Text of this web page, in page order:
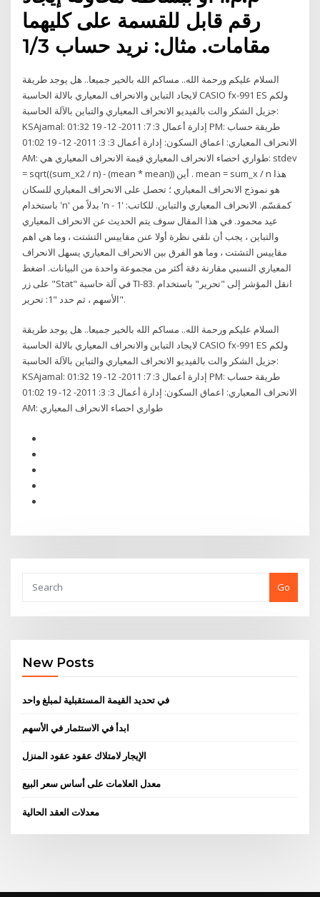
رقم قابل للقسمة على كليهما
السلام عليكم ورحمة الله.. مساكم الله بالخير جميعا.. هل يوجد طريقة
لايجاد التباين والانحراف المعياري بالالة الحاسبة CASIO fx-991 ES ولكم
جزيل الشكر والت بالفيديو الانحراف المعياري والتباين بالآلة الحاسبة:
KSAjamal: إدارة أعمال 3: 7: 2011- 12- 19 01:32 PM: طريقة حساب
الانحراف المعياري: اعماق السكون: إدارة أعمال 3: 3: 2011- 12- 19 01:02
AM: طواري احصاء الانحراف المعياري قيمة الانحراف المعياري هي: stdev
= sqrt((sum_x2 / n) - (mean * mean)) أين . mean = sum_x / n هذا
هو نموذج الانحراف المعياري ؛ تحصل على الانحراف المعياري للسكان
باستخدام 'n' بدلاً من 'n - 1' كمقسّم. الانحراف المعياري والتباين. للكاتب:
عيد محمود. في هذا المقال سوف يتم الحديث عن الانحراف المعياري
والتباين ، يجب أن نلقي نظرة أولا عنن مقاييس التشتت ، وما هي اهم
مقاييس التشتت ، وما هو الفرق بين الانحراف المعياري يسهل الانحراف
المعياري النسبي مقارنة دقة أكثر من مجموعة واحدة من البيانات. اضغط
على زر "Stat" في آلة حاسبة TI-83. انقل المؤشر إلى "تحرير" باستخدام
الأسهم ، ثم حدد "1: تحرير".
السلام عليكم ورحمة الله.. مساكم الله بالخير جميعا.. هل يوجد طريقة
لايجاد التباين والانحراف المعياري بالالة الحاسبة CASIO fx-991 ES ولكم
جزيل الشكر والت بالفيديو الانحراف المعياري والتباين بالآلة الحاسبة:
KSAjamal: إدارة أعمال 3: 7: 2011- 12- 19 01:32 PM: طريقة حساب
الانحراف المعياري: اعماق السكون: إدارة أعمال 3: 3: 2011- 12- 19 01:02
AM: طواري احصاء الانحراف المعياري
Go
New Posts
في تحديد القيمة المستقبلية لمبلغ واحد
ابدأ في الاستثمار في الأسهم
الإيجار لامتلاك عقود عقود المنزل
معدل العلامات على أساس سعر البيع
معدلات العقد الحالية